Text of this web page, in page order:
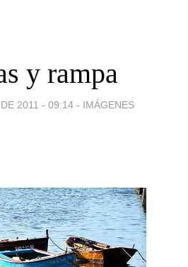
y rampa
2011 - 09:14 - IMÁGENES